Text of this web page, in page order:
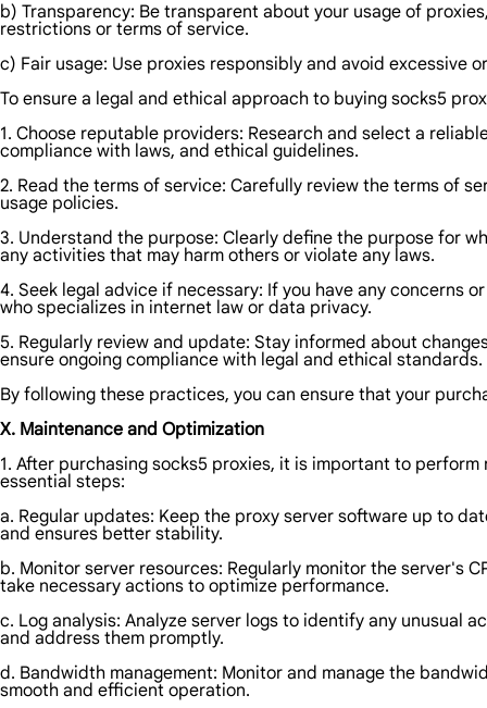
b) Transparency: Be transparent about your usage of
restrictions or terms of service.
c) Fair usage: Use proxies responsibly and avoid
To ensure a legal and ethical approach to buying socks5
1. Choose reputable providers: Research and select a
compliance with laws, and ethical guidelines.
2. Read the terms of service: Carefully review the terms of
usage policies.
3. Understand the purpose: Clearly define the purpose for
any activities that may harm others or violate any laws.
4. Seek legal advice if necessary: If you have any concerns
who specializes in internet law or data privacy.
5. Regularly review and update: Stay informed about
ensure ongoing compliance with legal and ethical standards.
By following these practices, you can ensure that your
X. Maintenance and Optimization
1. After purchasing socks5 proxies, it is important to
essential steps:
a. Regular updates: Keep the proxy server software up to
and ensures better stability.
b. Monitor server resources: Regularly monitor the server's
take necessary actions to optimize performance.
c. Log analysis: Analyze server logs to identify any unusual
and address them promptly.
d. Bandwidth management: Monitor and manage the
smooth and efficient operation.